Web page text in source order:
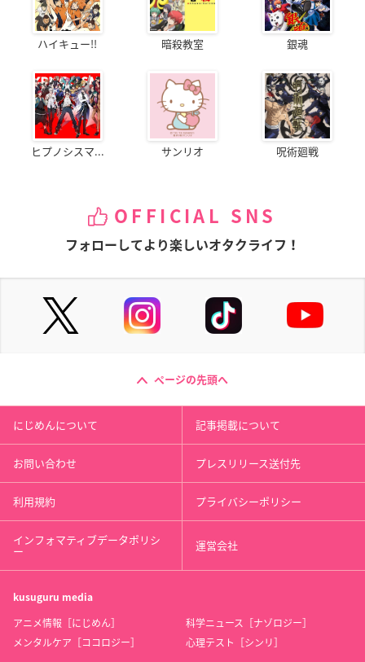
ハイキュー!! 暗殺教室 銀魂
ヒプノシスマ... サンリオ 呪術廻戦
OFFICIAL SNS
フォローしてより楽しいオタクライフ！
ページの先頭へ
にじめんについて 記事掲載について
お問い合わせ プレスリリース送付先
利用規約 プライバシーポリシー
インフォマティブデータポリシ
ー 運営会社
kusuguru media
アニメ情報［にじめん］
科学ニュース［ナゾロジー］
メンタルケア［ココロジー］
心理テスト［シンリ］